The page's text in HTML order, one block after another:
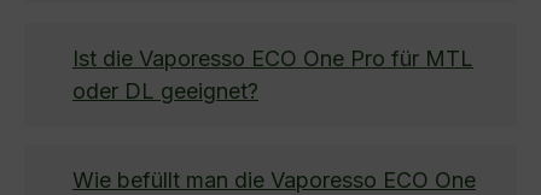
Ist die Vaporesso ECO One Pro für MTL
oder DL geeignet?
Wie befüllt man die Vaporesso ECO One